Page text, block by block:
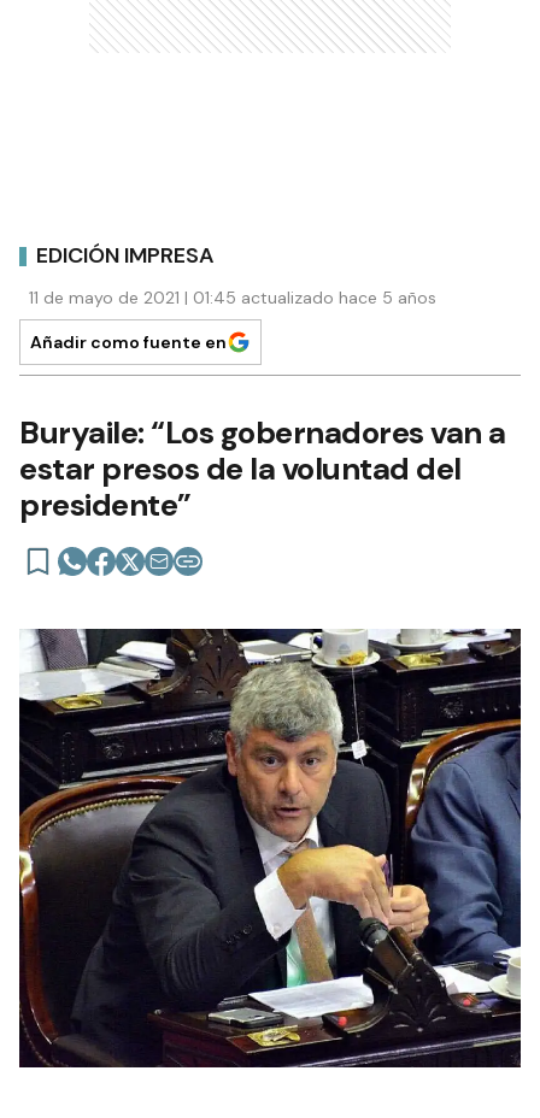
EDICIÓN IMPRESA
11 de mayo de 2021 | 01:45 actualizado hace 5 años
Añadir como fuente en
Buryaile: “Los gobernadores van a
estar presos de la voluntad del
presidente”